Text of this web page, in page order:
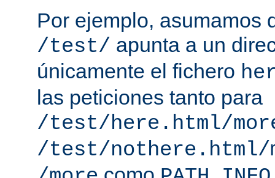
Por ejemplo, asumamos
/test/ apunta a un
únicamente el fichero
las peticiones tanto para
/test/here.html/
/test/nothere.html/